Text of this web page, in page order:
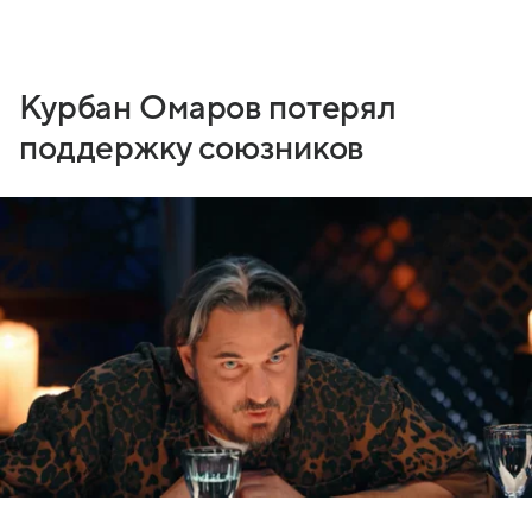
Курбан Омаров потерял
поддержку союзников